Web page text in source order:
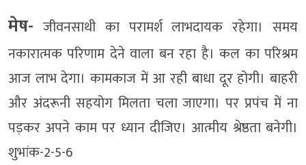
मेष- जीवनसाथी का परामर्श लाभदायक रहेगा। समय
नकारात्मक परिणाम देने वाला बन रहा है। कल का परिश्रम
आज लाभ देगा। कामकाज में आ रही बाधा दूर होगी। बाहरी
और अंदरूनी सहयोग मिलता चला जाएगा। पर प्रपंच में ना
पड़कर अपने काम पर ध्यान दीजिए। आत्मीय श्रेष्ठता बनेगी।
शुभांक-2-5-6